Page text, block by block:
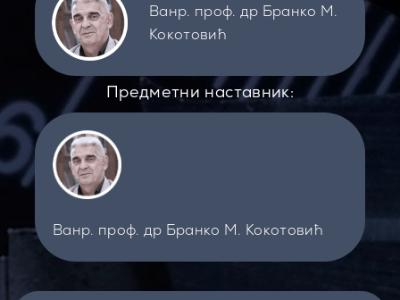
Ванр. проф. др Бранко М.
Кокотовић
Предметни наставник:
Ванр. проф. др Бранко М. Кокотовић